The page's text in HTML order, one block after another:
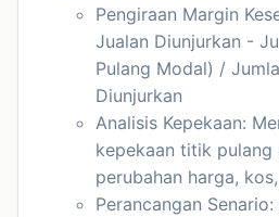
Pengiraan Margin
Jualan Diunjurkan -
Pulang Modal) /
Diunjurkan
Analisis Kepekaan:
kepekaan titik pulang
perubahan harga,
Perancangan